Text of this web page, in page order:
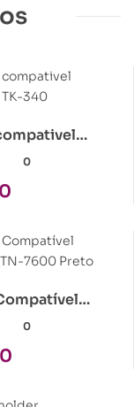
TK-340
0
TN-7600 Preto
0